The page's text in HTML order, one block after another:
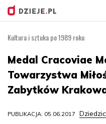
Kultura i sztuka po 1989 roku
Medal Cracoviae
Towarzystwa
Zabytków
PUBLIKACJA: 05.06.2017